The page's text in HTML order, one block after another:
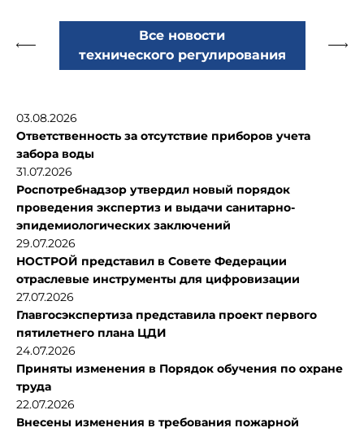
Все новости
технического регулирования
03.08.2026
Ответственность за отсутствие приборов учета
забора воды
31.07.2026
Роспотребнадзор утвердил новый порядок
проведения экспертиз и выдачи санитарно-
эпидемиологических заключений
29.07.2026
НОСТРОЙ представил в Совете Федерации
отраслевые инструменты для цифровизации
27.07.2026
Главгосэкспертиза представила проект первого
пятилетнего плана ЦДИ
24.07.2026
Приняты изменения в Порядок обучения по охране
труда
22.07.2026
Внесены изменения в требования пожарной